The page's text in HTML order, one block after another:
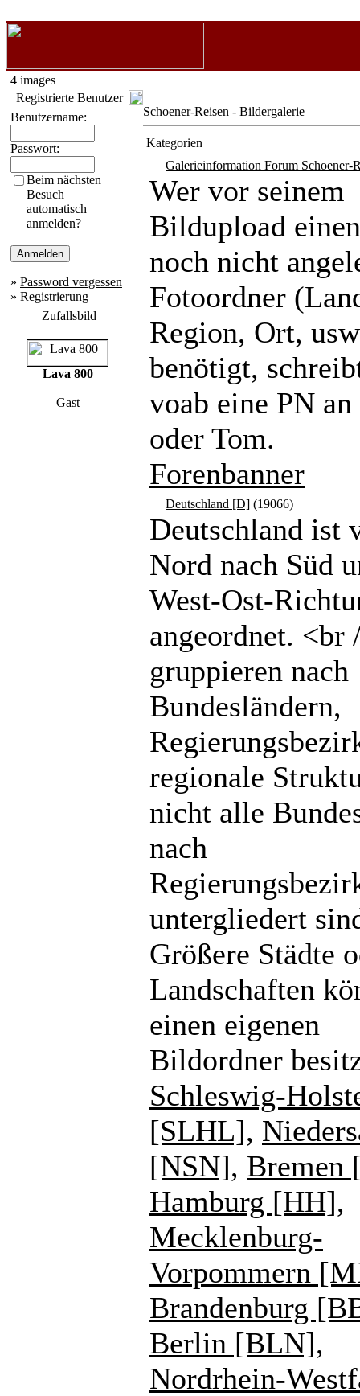
4 images
Registrierte Benutzer
Benutzername:
Passwort:
Beim nächsten
Besuch
automatisch
anmelden?
» Password vergessen
» Registrierung
Zufallsbild
Lava 800
Gast
Schoener-Reisen - Bildergalerie
Kategorien
Galerieinformation Forum Schoener-
Wer vor seinem
Bildupload
noch nicht
Fotoordner
Region, Ort,
benötigt,
voab eine PN
oder Tom.
Forenbanner
Deutschland [D] (19066)
Deutschland ist
Nord nach Süd
West-Ost-
angeordnet. <br
gruppieren nach
Bundesländern,
regionale
nicht alle
nach
untergliedert
Größere Städte
Landschaften
einen eigenen
Bildordner
Schleswig-
[SLHL],
[NSN], Bremen
Hamburg [HH],
Mecklenburg-
Vorpommern
Brandenburg
Berlin [BLN],
Nordrhein-